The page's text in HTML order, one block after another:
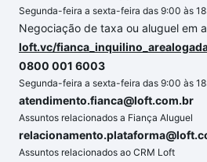
Segunda-feira a sexta-feira das 9:00 às
Negociação de taxa ou aluguel em
loft.vc/
0800 001 6003
Segunda-feira a sexta-feira das 9:00 às
atendimento.fianca@loft.com.br
Assuntos relacionados a Fiança Aluguel
Assuntos relacionados ao CRM Loft